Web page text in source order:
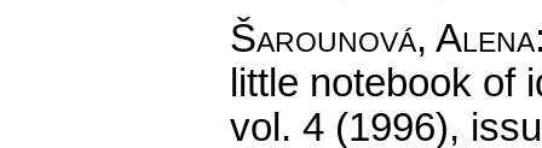
Šarounová, Alena
little notebook of
vol. 4 (1996),